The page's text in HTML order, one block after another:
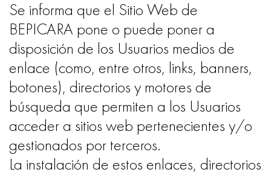
Se informa que el Sitio Web de
BEPICARA pone o puede poner a
disposición de los Usuarios medios de
enlace (como, entre otros, links, banners,
botones), directorios y motores de
búsqueda que permiten a los Usuarios
acceder a sitios web pertenecientes y/o
gestionados por terceros.
La instalación de estos enlaces, directorios